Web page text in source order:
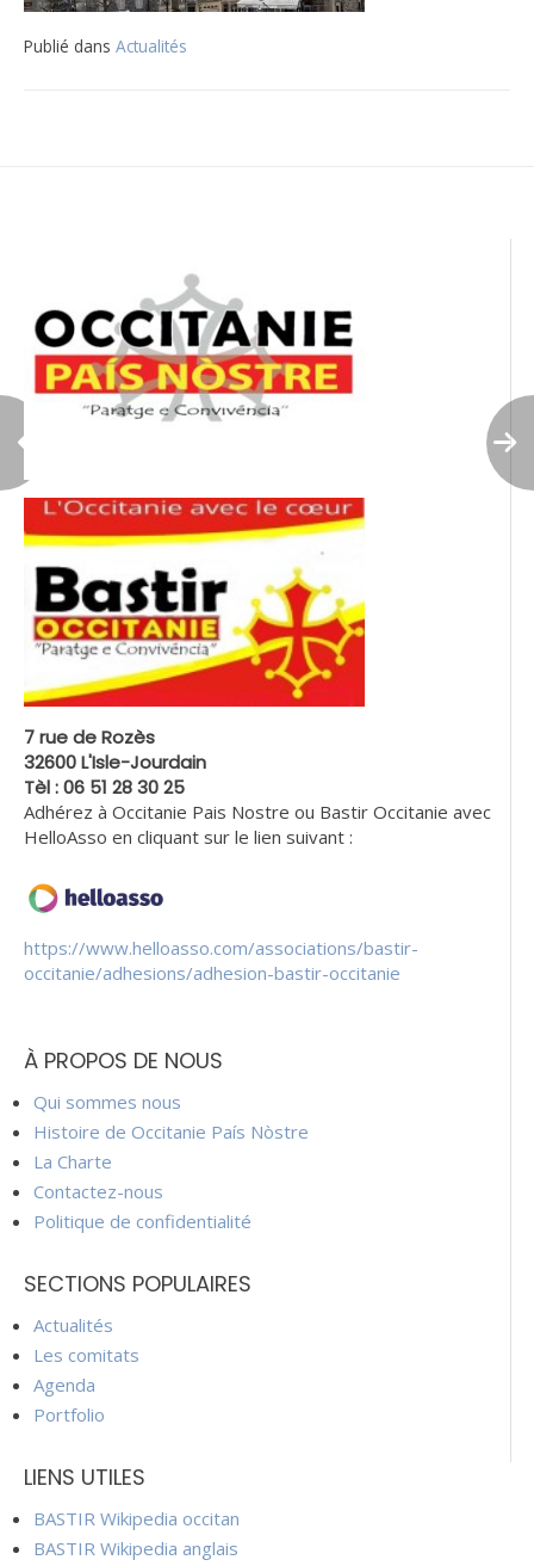
Publié dans Actualités
7 rue de Rozès
32600 L'Isle-Jourdain
Tèl : 06 51 28 30 25
Adhérez à Occitanie Pais Nostre ou Bastir Occitanie avec
HelloAsso en cliquant sur le lien suivant :
https://www.helloasso.com/associations/bastir-
occitanie/adhesions/adhesion-bastir-occitanie
À PROPOS DE NOUS
Qui sommes nous
Histoire de Occitanie País Nòstre
La Charte
Contactez-nous
Politique de confidentialité
SECTIONS POPULAIRES
Actualités
Les comitats
Agenda
Portfolio
LIENS UTILES
BASTIR Wikipedia occitan
BASTIR Wikipedia anglais